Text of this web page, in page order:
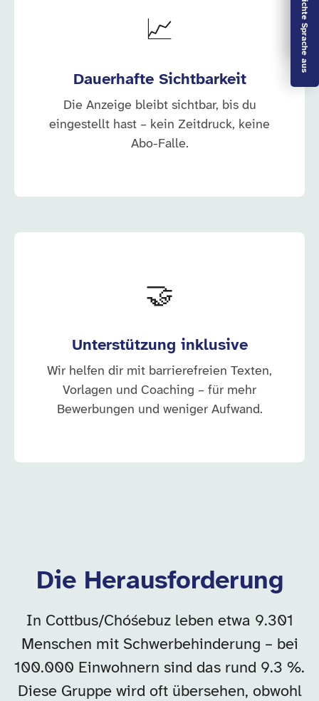
Leichte Sprache aus
📈
Dauerhafte Sichtbarkeit
Die Anzeige bleibt sichtbar, bis du
eingestellt hast – kein Zeitdruck, keine
Abo-Falle.
🤝
Unterstützung inklusive
Wir helfen dir mit barrierefreien Texten,
Vorlagen und Coaching – für mehr
Bewerbungen und weniger Aufwand.
Die Herausforderung
In Cottbus/Chóśebuz leben etwa 9.301
Menschen mit Schwerbehinderung – bei
100.000 Einwohnern sind das rund 9.3 %.
Diese Gruppe wird oft übersehen, obwohl